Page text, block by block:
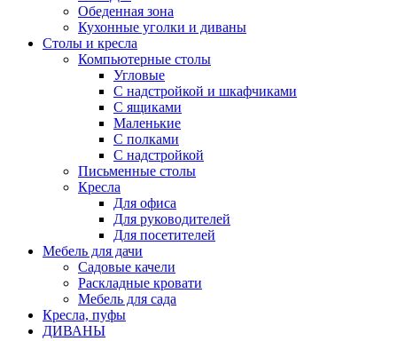
Обеденная зона
Кухонные уголки и диваны
Столы и кресла
Компьютерные столы
Угловые
С надстройкой и шкафчиками
С ящиками
Маленькие
С полками
С надстройкой
Письменные столы
Кресла
Для офиса
Для руководителей
Для посетителей
Мебель для дачи
Садовые качели
Раскладные кровати
Мебель для сада
Кресла, пуфы
ДИВАНЫ